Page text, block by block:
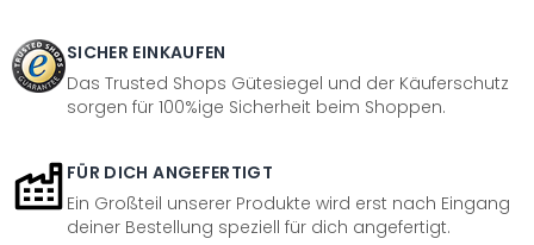
SICHER EINKAUFEN
Das Trusted Shops Gütesiegel und der Käuferschutz
sorgen für 100%ige Sicherheit beim Shoppen.
FÜR DICH ANGEFERTIGT
Ein Großteil unserer Produkte wird erst nach Eingang
deiner Bestellung speziell für dich angefertigt.